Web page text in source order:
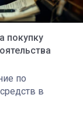
покупку
по
в